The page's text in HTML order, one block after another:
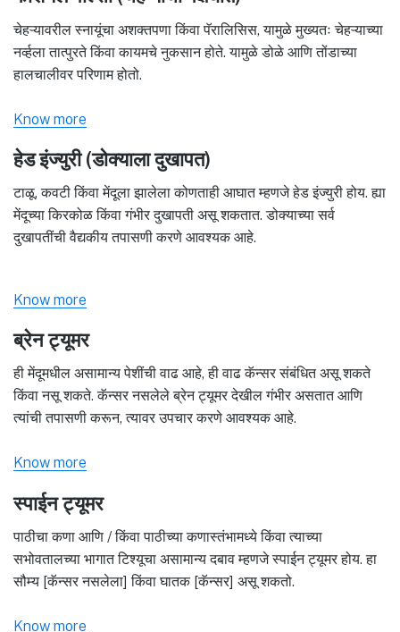
चेहऱ्यावरील स्नायूंचा अशक्तपणा किंवा पॅरालिसिस, यामुळे मुख्यतः चेहऱ्याच्या
नर्व्हला तात्पुरते किंवा कायमचे नुकसान होते. यामुळे डोळे आणि तोंडाच्या
हालचालीवर परिणाम होतो.
Know more
हेड इंज्युरी (डोक्याला दुखापत)
टाळू, कवटी किंवा मेंदूला झालेला कोणताही आघात म्हणजे हेड इंज्युरी होय. ह्या
मेंदूच्या किरकोळ किंवा गंभीर दुखापती असू शकतात. डोक्याच्या सर्व
दुखापतींची वैद्यकीय तपासणी करणे आवश्यक आहे.
Know more
ब्रेन ट्यूमर
ही मेंदूमधील असामान्य पेशींची वाढ आहे, ही वाढ कॅन्सर संबंधित असू शकते
किंवा नसू शकते. कॅन्सर नसलेले ब्रेन ट्यूमर देखील गंभीर असतात आणि
त्यांची तपासणी करून, त्यावर उपचार करणे आवश्यक आहे.
Know more
स्पाईन ट्यूमर
पाठीचा कणा आणि / किंवा पाठीच्या कणास्तंभामध्ये किंवा त्याच्या
सभोवतालच्या भागात टिश्यूचा असामान्य दबाव म्हणजे स्पाईन ट्यूमर होय. हा
सौम्य [कॅन्सर नसलेला] किंवा घातक [कॅन्सर] असू शकतो.
Know more